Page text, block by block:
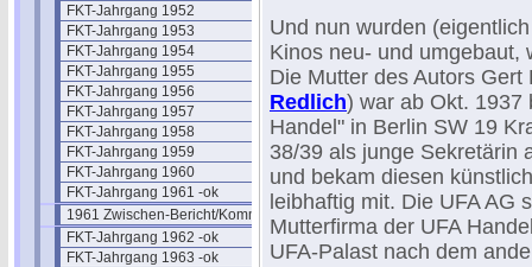
FKT-Jahrgang 1952
FKT-Jahrgang 1953
FKT-Jahrgang 1954
FKT-Jahrgang 1955
FKT-Jahrgang 1956
FKT-Jahrgang 1957
FKT-Jahrgang 1958
FKT-Jahrgang 1959
FKT-Jahrgang 1960
FKT-Jahrgang 1961 -ok
1961 Zwischen-Bericht/Kommentar
FKT-Jahrgang 1962 -ok
FKT-Jahrgang 1963 -ok
Und nun wurden
Kinos neu- und umgebaut,
Die Mutter des Autors Gert
Redlich) war ab Okt. 1937
Handel" in Berlin SW 19
38/39 als junge Sekretärin
und bekam diesen
leibhaftig mit. Die UFA AG
Mutterfirma der UFA
UFA-Palast nach dem